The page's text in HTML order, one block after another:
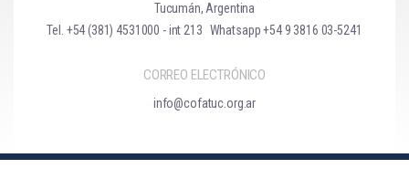
Tucumán, Argentina
Tel. +54 (381) 4531000 - int 213 Whatsapp +54 9 3816 03-5241
CORREO ELECTRÓNICO
info@cofatuc.org.ar